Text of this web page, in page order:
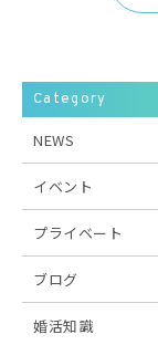
Category
NEWS
イベント
プライベート
ブログ
婚活知識